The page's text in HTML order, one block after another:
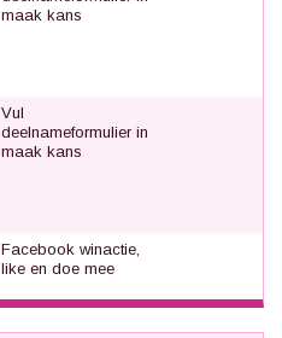
maak kans
Vul
deelnameformulier in
maak kans
Facebook winactie,
like en doe mee